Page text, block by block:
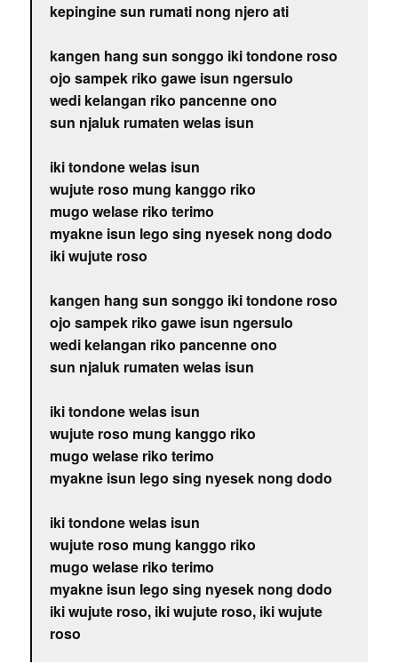
kepingine sun rumati nong njero ati
kangen hang sun songgo iki tondone roso
ojo sampek riko gawe isun ngersulo
wedi kelangan riko pancenne ono
sun njaluk rumaten welas isun
iki tondone welas isun
wujute roso mung kanggo riko
mugo welase riko terimo
myakne isun lego sing nyesek nong dodo
iki wujute roso
kangen hang sun songgo iki tondone roso
ojo sampek riko gawe isun ngersulo
wedi kelangan riko pancenne ono
sun njaluk rumaten welas isun
iki tondone welas isun
wujute roso mung kanggo riko
mugo welase riko terimo
myakne isun lego sing nyesek nong dodo
iki tondone welas isun
wujute roso mung kanggo riko
mugo welase riko terimo
myakne isun lego sing nyesek nong dodo
iki wujute roso, iki wujute roso, iki wujute
roso